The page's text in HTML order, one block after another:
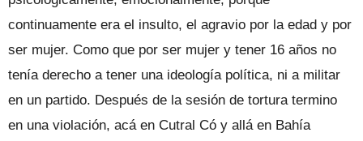
continuamente era el insulto, el agravio por la edad y por
ser mujer. Como que por ser mujer y tener 16 años no
tenía derecho a tener una ideología política, ni a militar
en un partido. Después de la sesión de tortura termino
en una violación, acá en Cutral Có y allá en Bahía